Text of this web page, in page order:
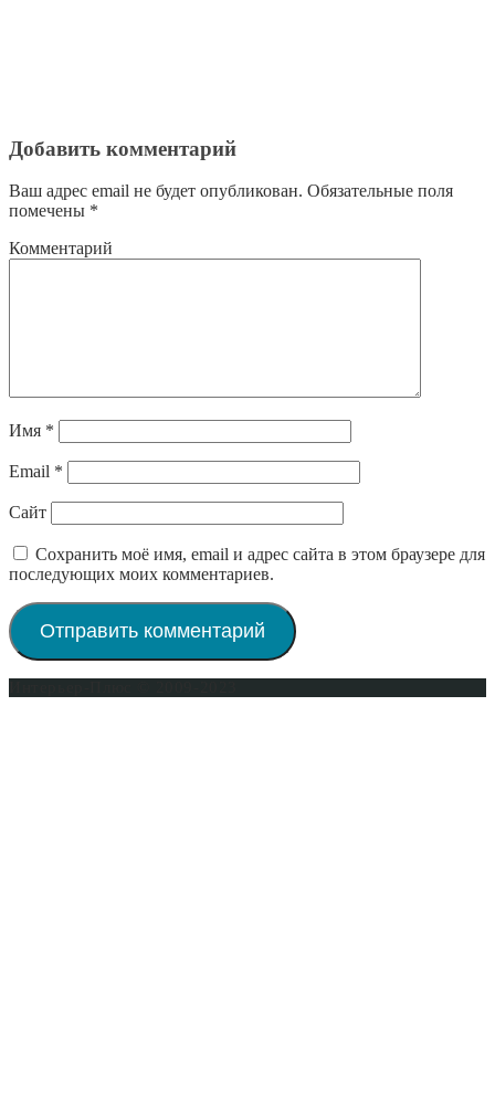
Добавить комментарий
Ваш адрес email не будет опубликован. Обязательные поля
помечены *
Комментарий
Имя *
Email *
Сайт
Сохранить моё имя, email и адрес сайта в этом браузере для
последующих моих комментариев.